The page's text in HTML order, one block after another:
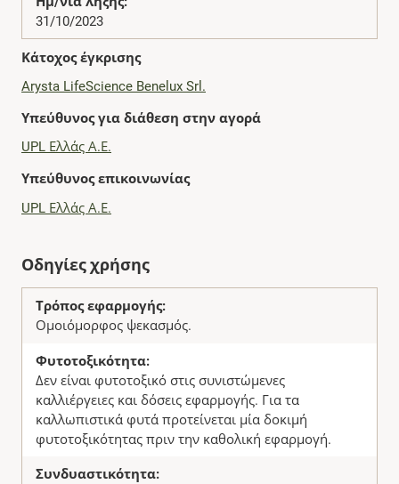
31/10/2023
Κάτοχος έγκρισης
Arysta LifeScience Benelux Srl.
Υπεύθυνος για διάθεση στην αγορά
UPL Ελλάς Α.Ε.
Υπεύθυνος επικοινωνίας
UPL Ελλάς Α.Ε.
Οδηγίες χρήσης
Τρόπος εφαρμογής:
Ομοιόμορφος ψεκασμός.
Φυτοτοξικότητα:
Δεν είναι φυτοτοξικό στις συνιστώμενες
καλλιέργειες και δόσεις εφαρμογής. Για τα
καλλωπιστικά φυτά προτείνεται μία δοκιμή
φυτοτοξικότητας πριν την καθολική εφαρμογή.
Συνδυαστικότητα: